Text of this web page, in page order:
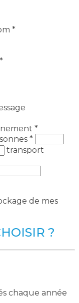
*
*
*
transport
de mes
?
chaque année